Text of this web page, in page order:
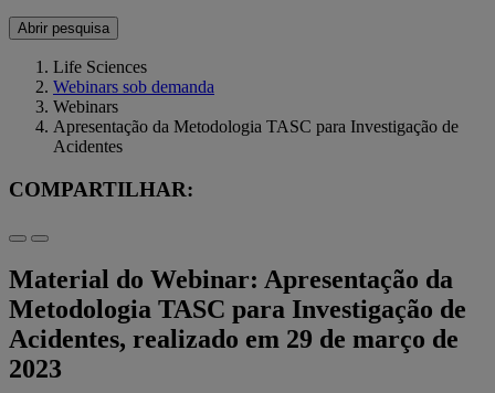
Abrir pesquisa
Life Sciences
Webinars sob demanda
Webinars
Apresentação da Metodologia TASC para Investigação de
Acidentes
COMPARTILHAR:
Material do Webinar: Apresentação da
Metodologia TASC para Investigação de
Acidentes, realizado em 29 de março de
2023